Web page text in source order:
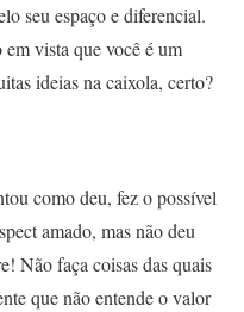
seu espaço e diferencial.
vista que você é um
ideias na caixola, certo?
como deu, fez o possível
amado, mas não deu
Não faça coisas das quais
que não entende o valor